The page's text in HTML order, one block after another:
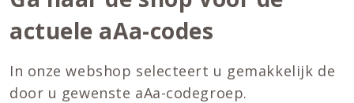
actuele aAa-codes
In onze webshop selecteert u gemakkelijk de
door u gewenste aAa-codegroep.